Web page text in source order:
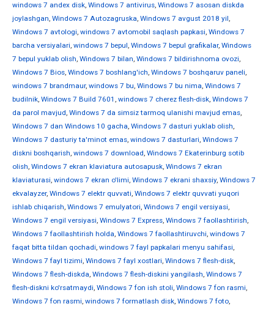
windows 7 andex disk, Windows 7 antivirus, Windows 7 asosan diskda
joylashgan, Windows 7 Autozagruska, Windows 7 avgust 2018 yil,
Windows 7 avtologi, windows 7 avtomobil saqlash papkasi, Windows 7
barcha versiyalari, windows 7 bepul, Windows 7 bepul grafikalar, Windows
7 bepul yuklab olish, Windows 7 bilan, Windows 7 bildirishnoma ovozi,
Windows 7 Bios, Windows 7 boshlang'ich, Windows 7 boshqaruv paneli,
windows 7 brandmaur, windows 7 bu, Windows 7 bu nima, Windows 7
budilnik, Windows 7 Build 7601 , windows 7 cherez flesh-disk, Windows 7
da parol mavjud, Windows 7 da simsiz tarmoq ulanishi mavjud emas,
Windows 7 dan Windows 10 gacha, Windows 7 dasturi yuklab olish,
Windows 7 dasturiy ta'minot emas, windows 7 dasturlari, Windows 7
diskni boshqarish, windows 7 download, Windows 7 Ekaterinburg sotib
olish, Windows 7 ekran klaviatura autosapusk, Windows 7 ekran
klaviaturasi, windows 7 ekran o'limi, Windows 7 ekrani shaxsiy, Windows 7
ekvalayzer, Windows 7 elektr quvvati, Windows 7 elektr quvvati yuqori
ishlab chiqarish, Windows 7 emulyatori, Windows 7 engil versiyasi,
Windows 7 engil versiyasi, Windows 7 Express, Windows 7 faollashtirish,
Windows 7 faollashtirish holda, Windows 7 faollashtiruvchi, windows 7
faqat bitta tildan qochadi, windows 7 fayl papkalari menyu sahifasi,
Windows 7 fayl tizimi, Windows 7 fayl xostlari, Windows 7 flesh-disk,
Windows 7 flesh-diskda, Windows 7 flesh-diskini yangilash, Windows 7
flesh-diskni ko'rsatmaydi, Windows 7 fon ish stoli, Windows 7 fon rasmi,
Windows 7 fon rasmi, windows 7 formatlash disk, Windows 7 foto,